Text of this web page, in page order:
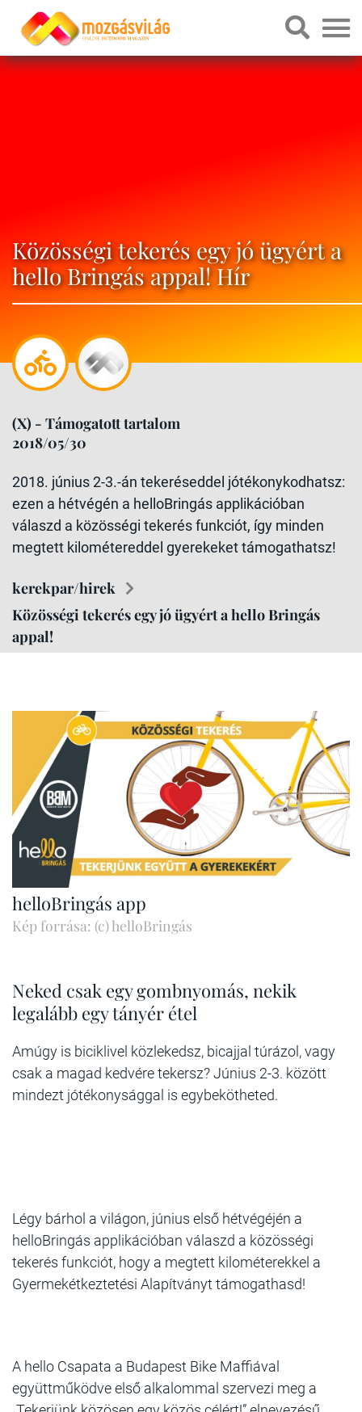
Közösségi tekerés egy jó ügyért a
hello Bringás appal! Hír
(X) - Támogatott tartalom
2018/05/30
2018. június 2-3.-án tekeréseddel jótékonykodhatsz:
ezen a hétvégén a helloBringás applikációban
válaszd a közösségi tekerés funkciót, így minden
megtett kilométereddel gyerekeket támogathatsz!
kerekpar/hirek
Közösségi tekerés egy jó ügyért a hello Bringás
appal!
helloBringás app
Kép forrása: (c) helloBringás
Neked csak egy gombnyomás, nekik
legalább egy tányér étel
Amúgy is biciklivel közlekedsz, bicajjal túrázol, vagy
csak a magad kedvére tekersz? Június 2-3. között
mindezt jótékonysággal is egybekötheted.
Légy bárhol a világon, június első hétvégéjén a
helloBringás applikációban válaszd a közösségi
tekerés funkciót, hogy a megtett kilométerekkel a
Gyermekétkeztetési Alapítványt támogathasd!
A hello Csapata a Budapest Bike Maffiával
együttműködve első alkalommal szervezi meg a